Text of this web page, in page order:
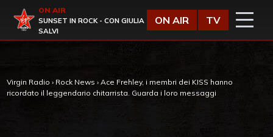
Virgin Radio
ON AIR
SUNSET IN ROCK - CON GIULIA
SALVI
ON AIR TV
Virgin Radio › Rock News › Ace Frehley, i membri dei KISS hanno
ricordato il leggendario chitarrista. Guarda i loro messaggi